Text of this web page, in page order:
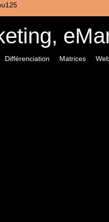
Différenciation Matrices